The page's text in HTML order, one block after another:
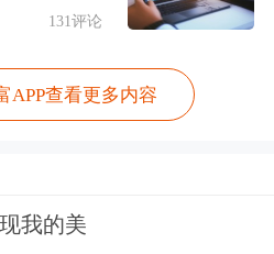
入达62万亿韩元，进
规模的扩张。
469亿美元，占韩股
。韩国本土单一股
131评论
APP查看更多内容
我的美